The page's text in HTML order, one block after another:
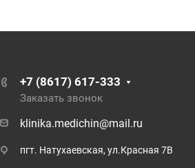
+7 (8617) 617-333
Заказать звонок
klinika.medichin@mail.ru
пгт. Натухаевская, ул.Красная 7В